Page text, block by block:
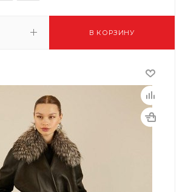
В КОРЗИНУ